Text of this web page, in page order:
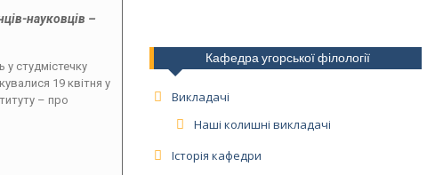
науковців –
студмістечку
19 квітня у
– про
Кафедра угорської філології
Викладачі
Наші колишні викладачі
Історія кафедри